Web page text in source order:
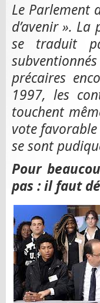
Le Parlement
d’avenir ».
se traduit
précaires
1997, les
touchent
vote favorable
se sont
Pour
pas : il faut